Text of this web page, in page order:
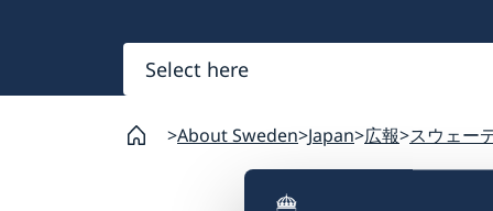
Select
here
About Sweden Japan 広報 スウェー